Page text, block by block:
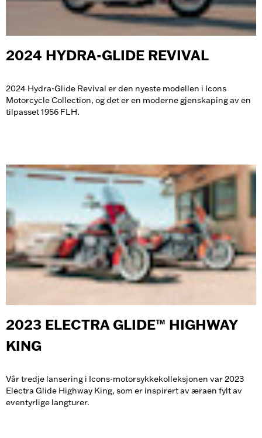
2024 HYDRA-GLIDE REVIVAL
2024 Hydra-Glide Revival er den nyeste modellen i Icons
Motorcycle Collection, og det er en moderne gjenskaping av en
tilpasset 1956 FLH.
2023 ELECTRA GLIDE™ HIGHWAY
KING
Vår tredje lansering i Icons-motorsykkekolleksjonen var 2023
Electra Glide Highway King, som er inspirert av æraen fylt av
eventyrlige langturer.